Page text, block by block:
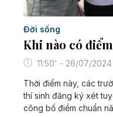
Đời sống
Khi nào có
11:50' - 26/07/2024
Thời điểm này, các
thí sinh đăng ký xét
công bố điểm chuẩn